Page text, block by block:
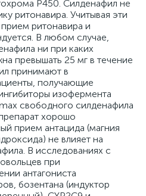
Р450. Силденафил не
ритонавира. Учитывая эти
ритонавира и
В любом случае,
ни при каких
превышать 25 мг в течение
принимают в
получающие
изофермента
свободного силденафила
хорошо
прием антацида (магния
не влияет на
В исследованиях с
при
антагониста
бозентана (индуктор